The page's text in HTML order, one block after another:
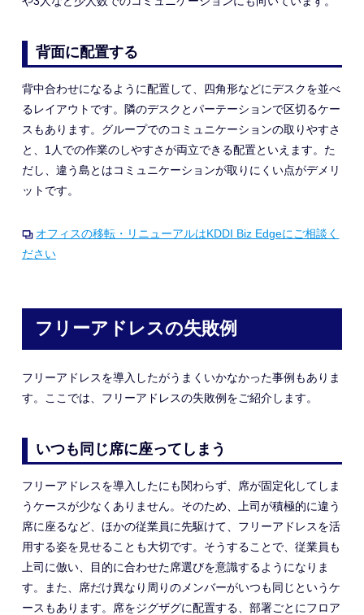
背面に配置する
背中合わせになるように配置して、四角形などにデスクを並べ
るレイアウトです。隣のデスクとパーテーションで区切るケー
ス もあります。グループでのコミュニケーションの取りやすさ
と
1人での作業のしやすさが両立できる配置といえます。た
だし、違う島とはコミュニケーションが取りにくい点がデメリ
ットです。
オフィスの移転・リニューアルはKDDI Biz Edgeにご相談く
ださい
フリーアドレスの失敗例
フリーアドレスを導入したがうまくいかなかった事例もありま
す。ここでは、フリーアドレスの失敗例をご紹介します。
いつも同じ席に座ってしまう
フリーアドレスを導入したにも関わらず、席が固定化してしま
うケースが少なくありません。そのため、上司が積極的に違う
席に座るなど、 ほかの従業員に先駆けて、フリーアドレスを活
用する姿を見せることも大切です。そうすることで、従業員も
上司に倣い、目的に合わせた席選びを意識するようになりま
す。
また、席だけ異なり周りのメンバーがいつも同じというケ
ースもあります。席をジグザグに配置する、部署ごとにフロア